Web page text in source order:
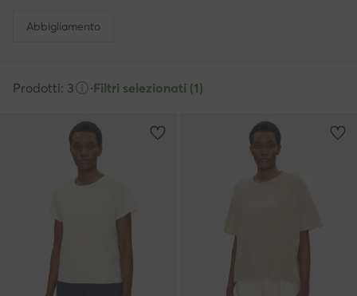
Abbigliamento
Prodotti: 3 ·Filtri selezionati (1)